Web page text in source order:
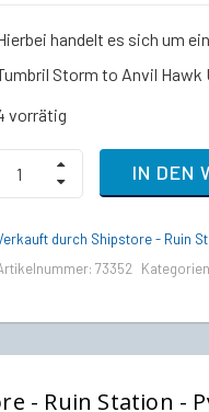
handelt es sich um
Storm to Anvil Hawk
vorrätig
Storm
IN DEN
durch Shipstore - Ruin
73352
- Ruin Station -